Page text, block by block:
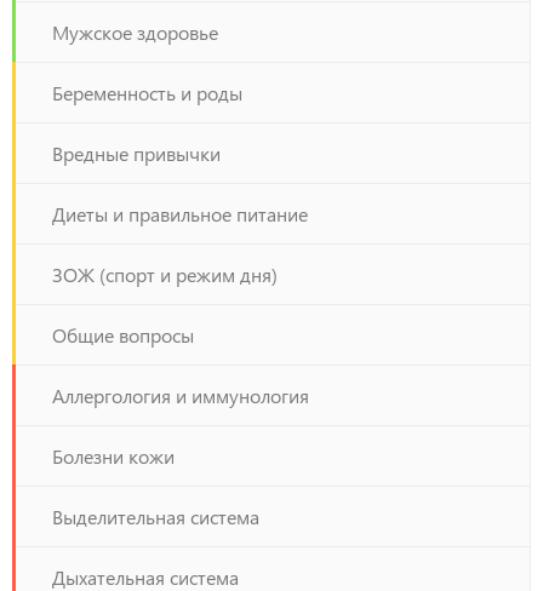
Мужское здоровье
Беременность и роды
Вредные привычки
Диеты и правильное питание
ЗОЖ (спорт и режим дня)
Общие вопросы
Аллергология и иммунология
Болезни кожи
Выделительная система
Дыхательная система